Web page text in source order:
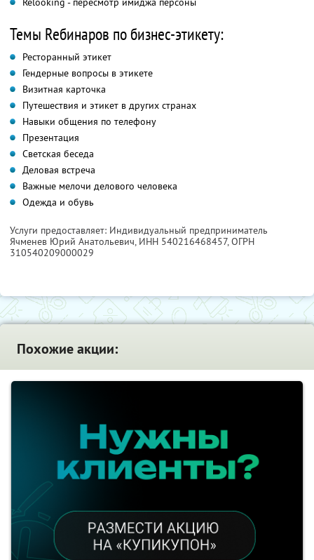
Темы Reбинаров по бизнес-этикету:
Ресторанный этикет
Гендерные вопросы в этикете
Визитная карточка
Путешествия и этикет в других странах
Навыки общения по телефону
Презентация
Светская беседа
Деловая встреча
Важные мелочи делового человека
Одежда и обувь
Услуги предоставляет: Индивидуальный предприниматель
Ячменев Юрий Анатольевич, ИНН 540216468457, ОГРН
310540209000029
Похожие акции: